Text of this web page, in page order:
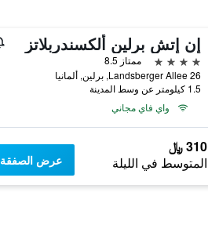
إن إتش برلين ألكسندربلاتز
4 نجوم
ممتاز 8.5
Landsberger Allee 26, برلين, ألمانيا
1.5 كيلومتر عن وسط المدينة
واي فاي مجاني
310 ﷼
المتوسط في الليلة عرض الصفقة